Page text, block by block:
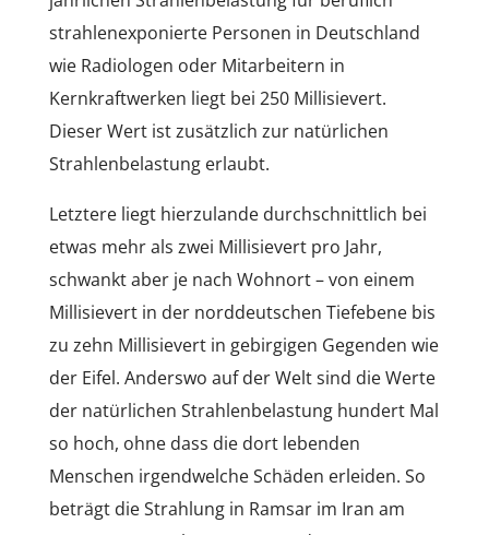
strahlenexponierte Personen in Deutschland
wie Radiologen oder Mitarbeitern in
Kernkraftwerken liegt bei 250 Millisievert.
Dieser Wert ist zusätzlich zur natürlichen
Strahlenbelastung erlaubt.
Letztere liegt hierzulande durchschnittlich bei
etwas mehr als zwei Millisievert pro Jahr,
schwankt aber je nach Wohnort – von einem
Millisievert in der norddeutschen Tiefebene bis
zu zehn Millisievert in gebirgigen Gegenden wie
der Eifel. Anderswo auf der Welt sind die Werte
der natürlichen Strahlenbelastung hundert Mal
so hoch, ohne dass die dort lebenden
Menschen irgendwelche Schäden erleiden. So
beträgt die Strahlung in Ramsar im Iran am